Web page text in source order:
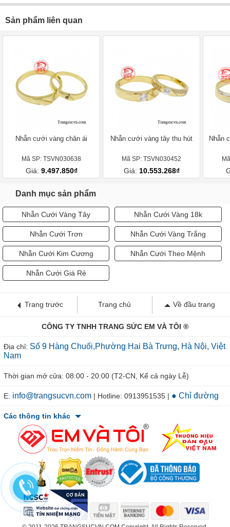
Sản phẩm liên quan
Nhẫn cưới vàng chân ái
Mã SP: TSVN030638
Giá: 9.497.850₫
Nhẫn cưới vàng tây thu hút
Mã SP: TSVN030452
Giá: 10.553.268₫
Nhẫn
Danh mục sản phẩm
Nhẫn Cưới Vàng Tây Nhẫn Cưới Vàng 18k
Nhẫn Cưới Trơn Nhẫn Cưới Vàng Trắng
Nhẫn Cưới Kim Cương Nhẫn Cưới Theo Mệnh
Nhẫn Cưới Giá Rẻ
Trang trước Trang chủ Về đầu trang
CÔNG TY TNHH TRANG SỨC EM VÀ TÔI ®
Địa chỉ: Số 9 Hàng Chuối,Phường Hai Bà Trưng, Hà Nội, Việt
Nam
Thời gian mở cửa: 08:00 - 20:00 (T2-CN, Kể cả ngày Lễ)
E: info@trangsucvn.com | Hotline: 0913951535 | ● Chỉ đường
Các thông tin khác